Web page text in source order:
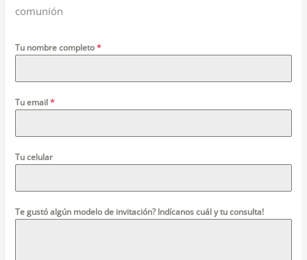
comunión
Tu nombre completo*
Tu email*
Tu celular
Te gustó algún modelo de invitación? Indícanos cuál y tu consulta!